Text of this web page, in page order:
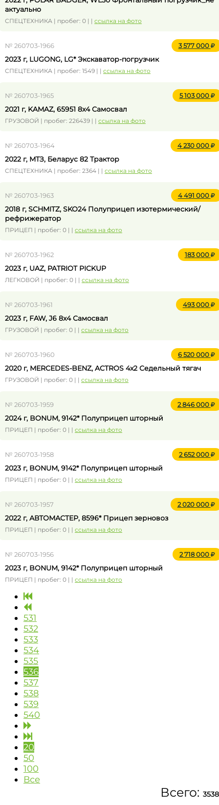
актуально
СПЕЦТЕХНИКА | пробег: 0 | | ссылка на фото
№ 260703-1966 3 577 000
2023 г, LUGONG, LG* Экскаватор-погрузчик
СПЕЦТЕХНИКА | пробег: 1549 | | ссылка на фото
№ 260703-1965 5 103 000
2021 г, KAMAZ, 65951 8x4 Самосвал
ГРУЗОВОЙ | пробег: 226439 | | ссылка на фото
№ 260703-1964 4 230 000
2022 г, МТЗ, Беларус 82 Трактор
СПЕЦТЕХНИКА | пробег: 2364 | | ссылка на фото
№ 260703-1963 4 491 000
2018 г, SCHMITZ, SKO24 Полуприцеп изотермический/
рефрижератор
ПРИЦЕП | пробег: 0 | | ссылка на фото
№ 260703-1962 183 000
2023 г, UAZ, PATRIOT PICKUP
ЛЕГКОВОЙ | пробег: 0 | | ссылка на фото
№ 260703-1961 493 000
2023 г, FAW, J6 8x4 Самосвал
ГРУЗОВОЙ | пробег: 0 | | ссылка на фото
№ 260703-1960 6 520 000
2020 г, MERCEDES-BENZ, ACTROS 4x2 Седельный тягач
ГРУЗОВОЙ | пробег: 0 | | ссылка на фото
№ 260703-1959 2 846 000
2024 г, BONUM, 9142* Полуприцеп шторный
ПРИЦЕП | пробег: 0 | | ссылка на фото
№ 260703-1958 2 652 000
2023 г, BONUM, 9142* Полуприцеп шторный
ПРИЦЕП | пробег: 0 | | ссылка на фото
№ 260703-1957 2 020 000
2022 г, АВТОМАСТЕР, 8596* Прицеп зерновоз
ПРИЦЕП | пробег: 0 | | ссылка на фото
№ 260703-1956 2 718 000
2023 г, BONUM, 9142* Полуприцеп шторный
ПРИЦЕП | пробег: 0 | | ссылка на фото
531
532
533
534
535
536
537
538
539
540
20
50
100
Все
Всего: